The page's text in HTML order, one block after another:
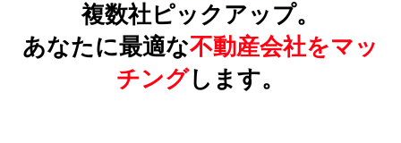
複数社ピックアップ。
あなたに最適な不動産会社をマッ
チングします。